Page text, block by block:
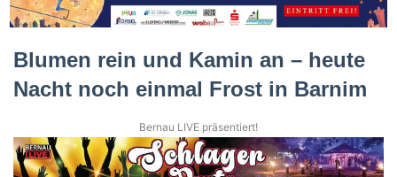
Blumen rein und Kamin an – heute
Nacht noch einmal Frost in Barnim
Bernau LIVE präsentiert!